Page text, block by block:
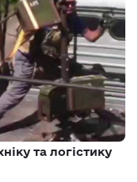
та логістику